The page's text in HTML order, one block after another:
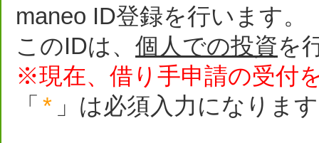
maneo ID登録を行います。
このIDは、 個人での投資を
※現在、借り手申請の受付
「 * 」は必須入力になりま